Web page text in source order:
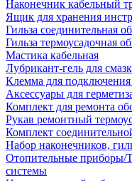
Наконечник кабельный
Ящик для хранения
Гильза соединительная
Гильза термоусадочная
Мастика кабельная
Лубрикант-гель для
Клемма для подключения
Аксессуары для
Комплект для ремонта
Рукав ремонтный
Комплект
Набор наконечников,
Отопительные приборы/
системы